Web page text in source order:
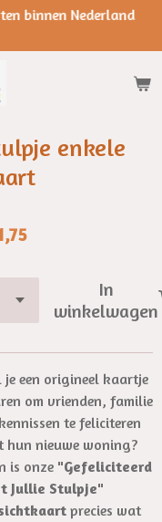
binnen Nederland
enkele
In
winkelwagen
je een origineel kaartje
om vrienden, familie
te feliciteren
hun nieuwe woning?
is onze "Gefeliciteerd
Jullie Stulpje"
precies wat